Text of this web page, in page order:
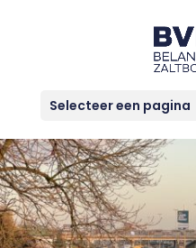
Selecteer een pagina